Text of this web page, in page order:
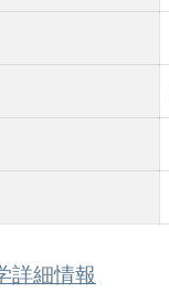
詳細情報